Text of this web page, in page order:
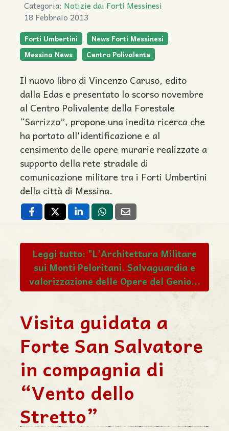
Categoria: Notizie dai Forti Messinesi
18 Febbraio 2013
Forti Umbertini
News Forti Messinesi
Messina News
Centro Polivalente
Il nuovo libro di Vincenzo Caruso, edito
dalla Edas e presentato lo scorso novembre
al Centro Polivalente della Forestale
“Sarrizzo”, propone una inedita ricerca che
ha portato all'identificazione e al
censimento delle opere murarie realizzate a
supporto della rete stradale di
comunicazione militare tra i Forti Umbertini
della città di Messina.
Leggi tutto: "L'Architettura Militare
sui Monti Peloritani. Salvaguardia e
valorizzazione delle Opere del Genio...
Visita guidata a
Forte San Salvatore
in compagnia di
“Vento dello
Stretto”